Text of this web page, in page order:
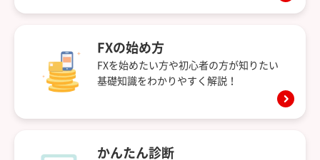
FXの始め方
FXを始めたい方や初心者の方が知りたい
基礎知識をわかりやすく解説！
かんたん診断